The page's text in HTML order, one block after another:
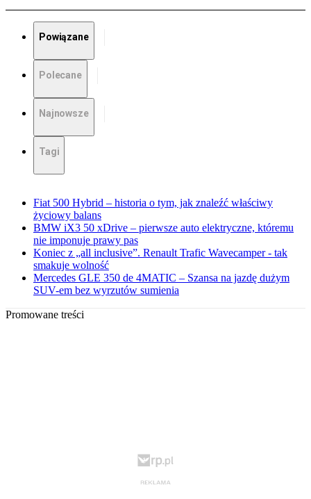
Powiązane
Polecane
Najnowsze
Tagi
Fiat 500 Hybrid – historia o tym, jak znaleźć właściwy
życiowy balans
BMW iX3 50 xDrive – pierwsze auto elektryczne, któremu
nie imponuje prawy pas
Koniec z „all inclusive”. Renault Trafic Wavecamper - tak
smakuje wolność
Mercedes GLE 350 de 4MATIC – Szansa na jazdę dużym
SUV-em bez wyrzutów sumienia
Promowane treści